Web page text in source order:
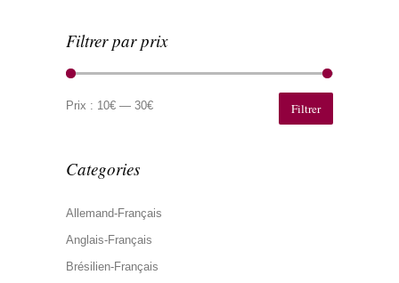
Filtrer par prix
min
max
Filtrer
Prix : 10€ — 30€
Categories
Allemand-Français
Anglais-Français
Brésilien-Français